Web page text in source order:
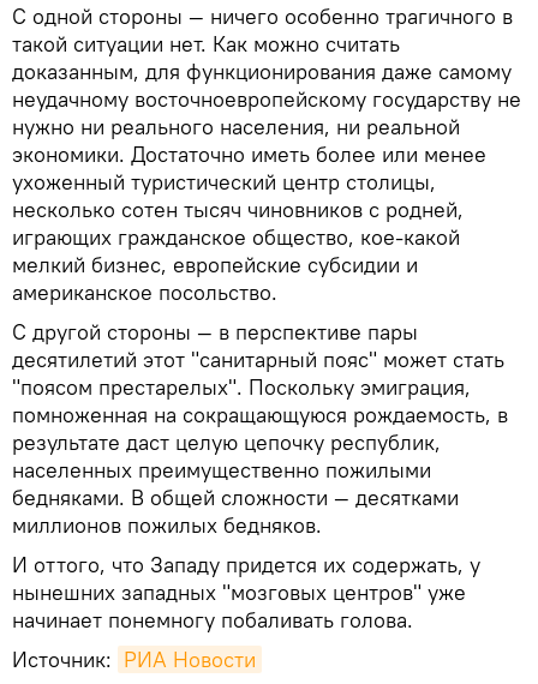
С одной стороны — ничего особенно трагичного в
такой ситуации нет. Как можно считать
доказанным, для функционирования даже самому
неудачному восточноевропейскому государству не
нужно ни реального населения, ни реальной
экономики. Достаточно иметь более или менее
ухоженный туристический центр столицы,
несколько сотен тысяч чиновников с родней,
играющих гражданское общество, кое-какой
мелкий бизнес, европейские субсидии и
американское посольство.
С другой стороны — в перспективе пары
десятилетий этот "санитарный пояс" может стать
"поясом престарелых". Поскольку эмиграция,
помноженная на сокращающуюся рождаемость, в
результате даст целую цепочку республик,
населенных преимущественно пожилыми
бедняками. В общей сложности — десятками
миллионов пожилых бедняков.
И оттого, что Западу придется их содержать, у
нынешних западных "мозговых центров" уже
начинает понемногу побаливать голова.
Источник: РИА Новости